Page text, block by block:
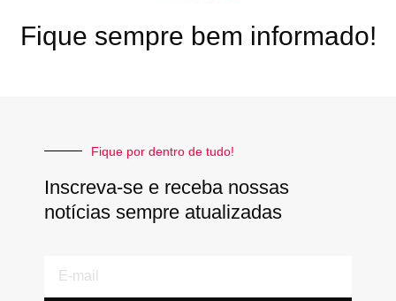
Fique sempre bem informado!
Fique por dentro de tudo!
Inscreva-se e receba nossas
notícias sempre atualizadas